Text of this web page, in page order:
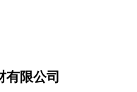
有限公司